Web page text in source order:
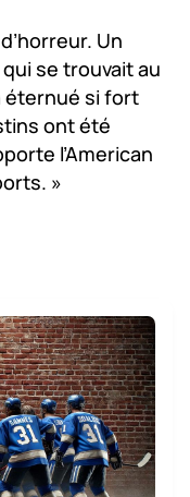
Un
se trouvait au
éternué si fort
ont été
l’American
»